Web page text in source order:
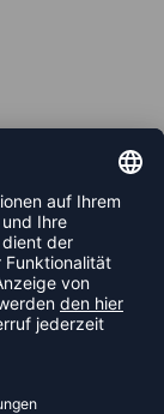
KEINE